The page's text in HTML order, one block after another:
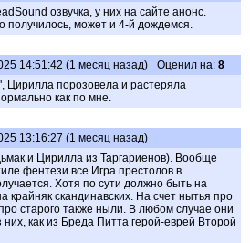
озвучка, у них на сайте анонс.
получилось, может и 4-й дождемся.
14:51:42 (1 месяц назад) Оценил на: 8
порозовела и растеряла
как по мне.
13:16:27 (1 месяц назад)
и Цирилла из Таргариенов). Вообще
фентези все Игра престолов в
Хотя по сути должно быть на
крайняк скандинавских. На счет нытья про
старого также ныли. В любом случае они
как из Бреда Питта герой-еврей Второй